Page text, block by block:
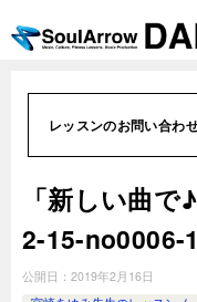
レッスンのお問い合わ
「新しい曲
2-15-no0006-
公開日： 2019年2月16日